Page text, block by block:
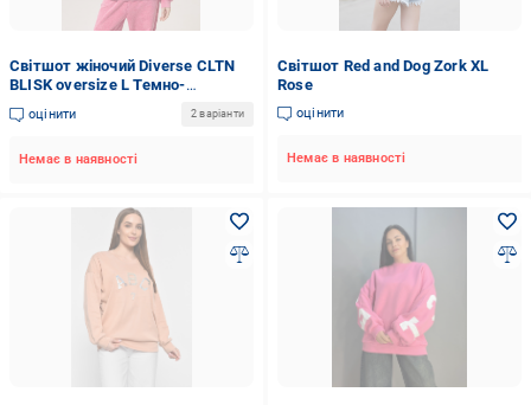
Світшот жіночий Diverse CLTN
BLISK oversize L Темно-
кораловий (5902598990136)
оцінити 2 варіанти
Немає в наявності
Світшот Red and Dog Zork XL
Rose
оцінити
Немає в наявності